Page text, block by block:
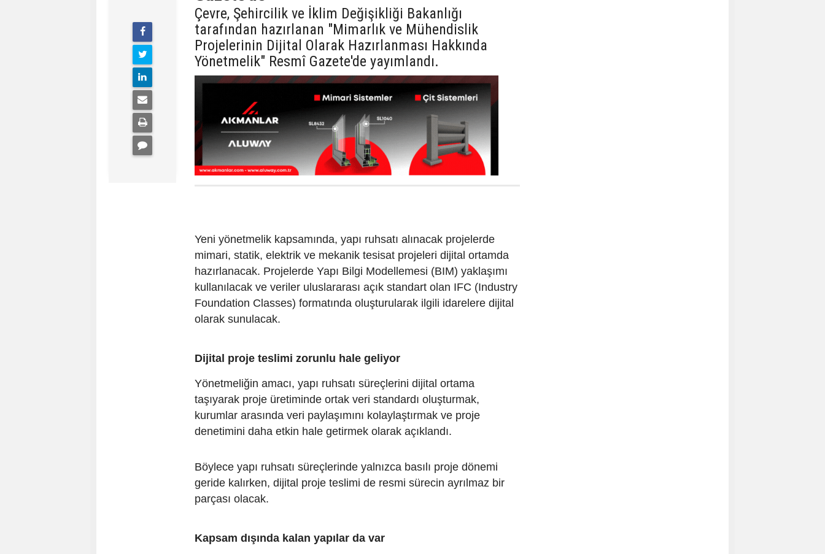
Çevre, Şehircilik ve İklim Değişikliği Bakanlığı
tarafından hazırlanan "Mimarlık ve Mühendislik
Projelerinin Dijital Olarak Hazırlanması Hakkında
Yönetmelik" Resmî Gazete'de yayımlandı.
Yeni yönetmelik kapsamında, yapı ruhsatı alınacak projelerde
mimari, statik, elektrik ve mekanik tesisat projeleri dijital ortamda
hazırlanacak. Projelerde Yapı Bilgi Modellemesi (BIM) yaklaşımı
kullanılacak ve veriler uluslararası açık standart olan IFC (Industry
Foundation Classes) formatında oluşturularak ilgili idarelere dijital
olarak sunulacak.
Dijital proje teslimi zorunlu hale geliyor
Yönetmeliğin amacı, yapı ruhsatı süreçlerini dijital ortama
taşıyarak proje üretiminde ortak veri standardı oluşturmak,
kurumlar arasında veri paylaşımını kolaylaştırmak ve proje
denetimini daha etkin hale getirmek olarak açıklandı.
Böylece yapı ruhsatı süreçlerinde yalnızca basılı proje dönemi
geride kalırken, dijital proje teslimi de resmi sürecin ayrılmaz bir
parçası olacak.
Kapsam dışında kalan yapılar da var